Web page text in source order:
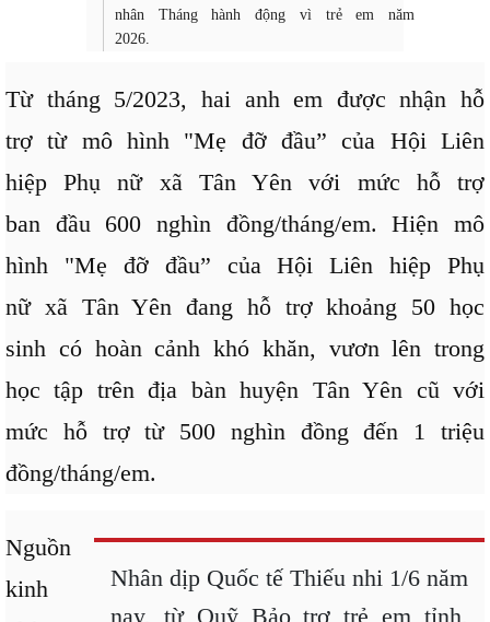
nhân Tháng hành động vì trẻ em năm
2026.
Từ tháng 5/2023, hai anh em được nhận hỗ
trợ từ mô hình "Mẹ đỡ đầu” của Hội Liên
hiệp Phụ nữ xã Tân Yên với mức hỗ trợ
ban đầu 600 nghìn đồng/tháng/em. Hiện mô
hình "Mẹ đỡ đầu” của Hội Liên hiệp Phụ
nữ xã Tân Yên đang hỗ trợ khoảng 50 học
sinh có hoàn cảnh khó khăn, vươn lên trong
học tập trên địa bàn huyện Tân Yên cũ với
mức hỗ trợ từ 500 nghìn đồng đến 1 triệu
đồng/tháng/em.
Nhân dịp Quốc tế Thiếu nhi 1/6 năm
nay, từ Quỹ Bảo trợ trẻ em tỉnh,
Nguồn
kinh